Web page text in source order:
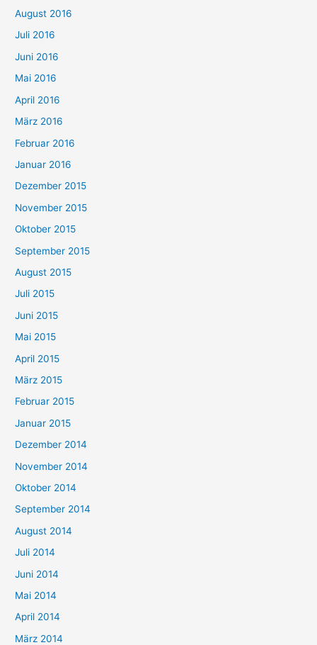
August 2016
Juli 2016
Juni 2016
Mai 2016
April 2016
März 2016
Februar 2016
Januar 2016
Dezember 2015
November 2015
Oktober 2015
September 2015
August 2015
Juli 2015
Juni 2015
Mai 2015
April 2015
März 2015
Februar 2015
Januar 2015
Dezember 2014
November 2014
Oktober 2014
September 2014
August 2014
Juli 2014
Juni 2014
Mai 2014
April 2014
März 2014